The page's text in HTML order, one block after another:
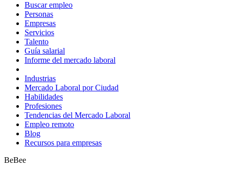
Buscar empleo
Personas
Empresas
Servicios
Talento
Guía salarial
Informe del mercado laboral
Industrias
Mercado Laboral por Ciudad
Habilidades
Profesiones
Tendencias del Mercado Laboral
Empleo remoto
Blog
Recursos para empresas
BeBee